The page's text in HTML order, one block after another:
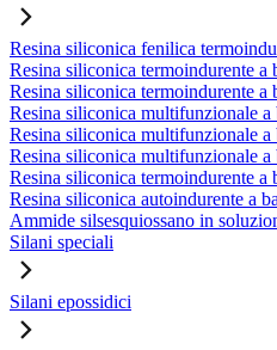
Resina siliconica fenilica
Resina siliconica termoindurente a
Resina siliconica termoindurente
Resina siliconica multifunzionale
Resina siliconica multifunzionale
Resina siliconica multifunzionale
Resina siliconica termoindurente
Resina siliconica autoindurente a
Ammide silsesquiossano in
Silani speciali
Silani epossidici